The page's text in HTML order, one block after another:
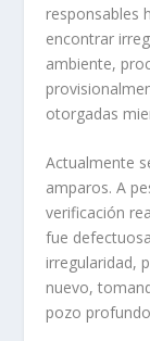
responsables
encontrar
ambiente,
otorgadas
Actualmente
amparos. A
verificación
fue
irregularidad,
nuevo,
pozo